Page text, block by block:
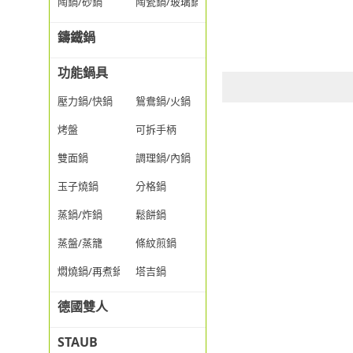
鑄鐵鍋
功能鍋具
壓力鍋/快鍋
鴛鴦鍋/火鍋
烤盤
可拆手柄
雙面鍋
調理鍋/內鍋
玉子燒鍋
分格鍋
蒸鍋/炸鍋
鬆餅鍋
蒸盤/蒸籠
條紋煎鍋
燜燒鍋/再煮鍋
塔吉鍋
德國雙人
STAUB